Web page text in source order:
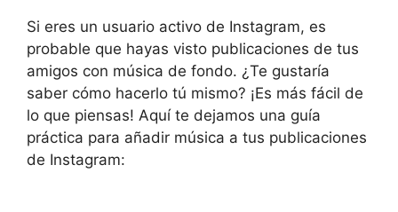
Si eres un usuario activo de Instagram, es
probable que hayas visto publicaciones de tus
amigos con música de fondo. ¿Te gustaría
saber cómo hacerlo tú mismo? ¡Es más fácil de
lo que piensas! Aquí te dejamos una guía
práctica para añadir música a tus publicaciones
de Instagram: